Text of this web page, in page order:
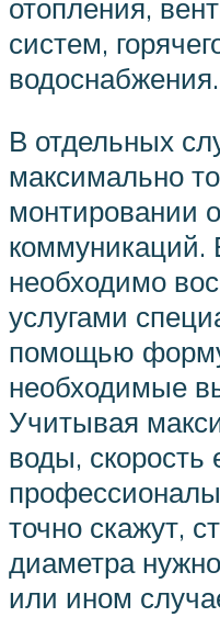
отопления,
систем,
водоснабжения.
В отдельных
максимально
монтировании
коммуникаций.
необходимо
услугами
помощью
необходимые
Учитывая
воды, скорость
точно скажут,
диаметра
или ином